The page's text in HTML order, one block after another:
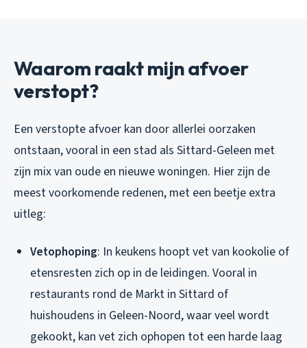
Waarom raakt mijn afvoer
verstopt?
Een verstopte afvoer kan door allerlei oorzaken
ontstaan, vooral in een stad als Sittard-Geleen met
zijn mix van oude en nieuwe woningen. Hier zijn de
meest voorkomende redenen, met een beetje extra
uitleg:
Vetophoping: In keukens hoopt vet van kookolie of
etensresten zich op in de leidingen. Vooral in
restaurants rond de Markt in Sittard of
huishoudens in Geleen-Noord, waar veel wordt
gekookt, kan vet zich ophopen tot een harde laag